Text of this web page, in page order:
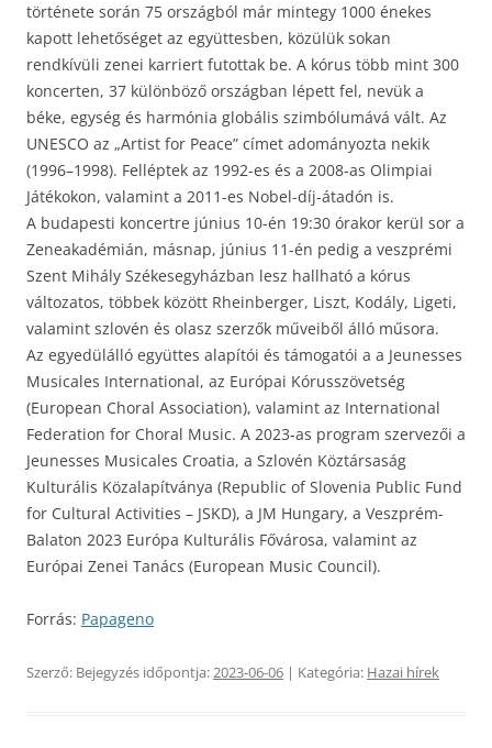
története során 75 országból már mintegy 1000 énekes
kapott lehetőséget az együttesben, közülük sokan
rendkívüli zenei karriert futottak be. A kórus több mint 300
koncerten, 37 különböző országban lépett fel, nevük a
béke, egység és harmónia globális szimbólumává vált. Az
UNESCO az „Artist for Peace” címet adományozta nekik
(1996–1998). Felléptek az 1992-es és a 2008-as Olimpiai
Játékokon, valamint a 2011-es Nobel-díj-átadón is.
A budapesti koncertre június 10-én 19:30 órakor kerül sor a
Zeneakadémián, másnap, június 11-én pedig a veszprémi
Szent Mihály Székesegyházban lesz hallható a kórus
változatos, többek között Rheinberger, Liszt, Kodály, Ligeti,
valamint szlovén és olasz szerzők műveiből álló műsora.
Az egyedülálló együttes alapítói és támogatói a a Jeunesses
Musicales International, az Európai Kórusszövetség
(European Choral Association), valamint az International
Federation for Choral Music. A 2023-as program szervezői a
Jeunesses Musicales Croatia, a Szlovén Köztársaság
Kulturális Közalapítványa (Republic of Slovenia Public Fund
for Cultural Activities – JSKD), a JM Hungary, a Veszprém-
Balaton 2023 Európa Kulturális Fővárosa, valamint az
Európai Zenei Tanács (European Music Council).
Forrás: Papageno
Szerző: Bejegyzés időpontja:2023-06-06 | Kategória: Hazai hírek